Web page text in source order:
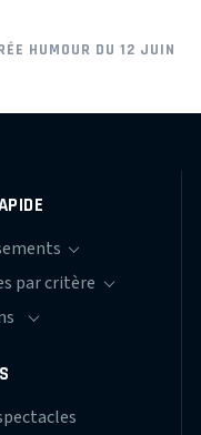
HUMOUR DU 12 JUIN